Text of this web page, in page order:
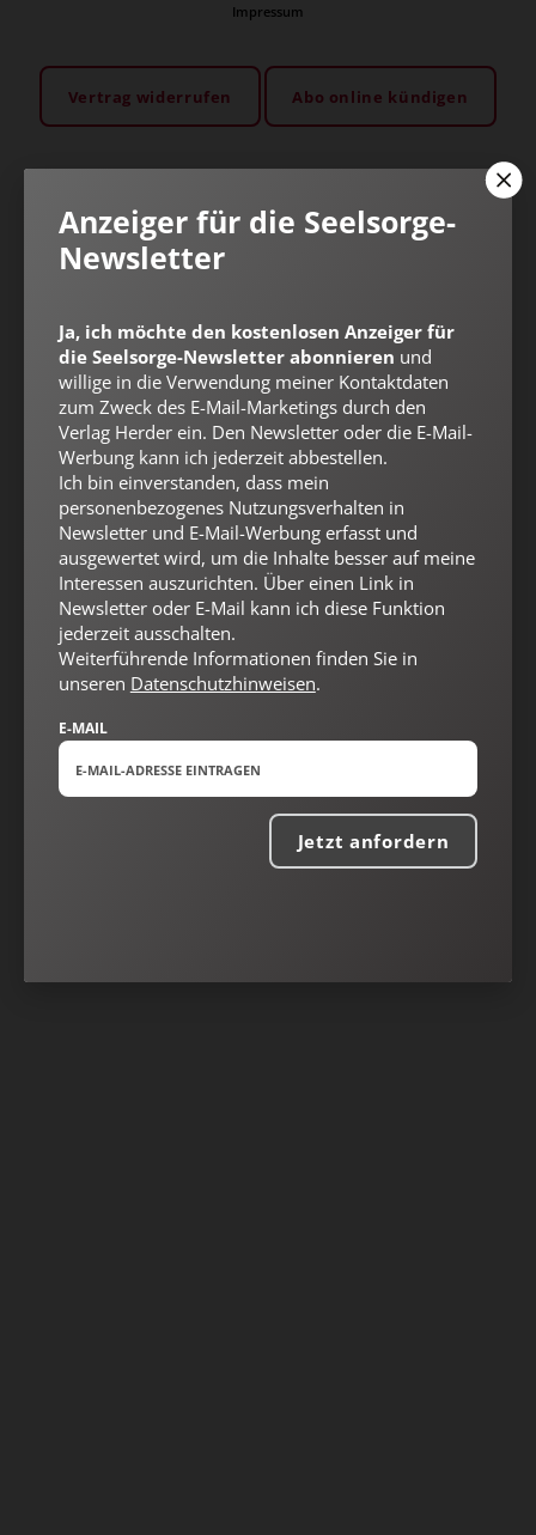
Impressum
Vertrag widerrufen Abo online kündigen
Nach oben
Anzeiger für die Seelsorge-
Newsletter
Ja, ich möchte den kostenlosen Anzeiger für
die Seelsorge-Newsletter abonnieren und
willige in die Verwendung meiner Kontaktdaten
zum Zweck des E-Mail-Marketings durch den
Verlag Herder ein. Den Newsletter oder die E-Mail-
Werbung kann ich jederzeit abbestellen.
Ich bin einverstanden, dass mein
personenbezogenes Nutzungsverhalten in
Newsletter und E-Mail-Werbung erfasst und
ausgewertet wird, um die Inhalte besser auf meine
Interessen auszurichten. Über einen Link in
Newsletter oder E-Mail kann ich diese Funktion
jederzeit ausschalten.
Weiterführende Informationen finden Sie in
unseren Datenschutzhinweisen.
E-MAIL
Jetzt anfordern